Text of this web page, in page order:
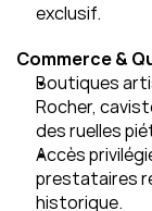
exclusif.
Commerce &
Boutiques
Rocher,
des ruelles
Accès
prestataires
historique.